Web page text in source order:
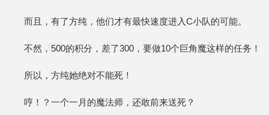
而且，有了方纯，他们才有最快速度进入C小队的可能。
不然，500的积分，差了300，要做10个巨角魔这样的任务！
所以，方纯她绝对不能死！
哼！？一个一月的魔法师，还敢前来送死？